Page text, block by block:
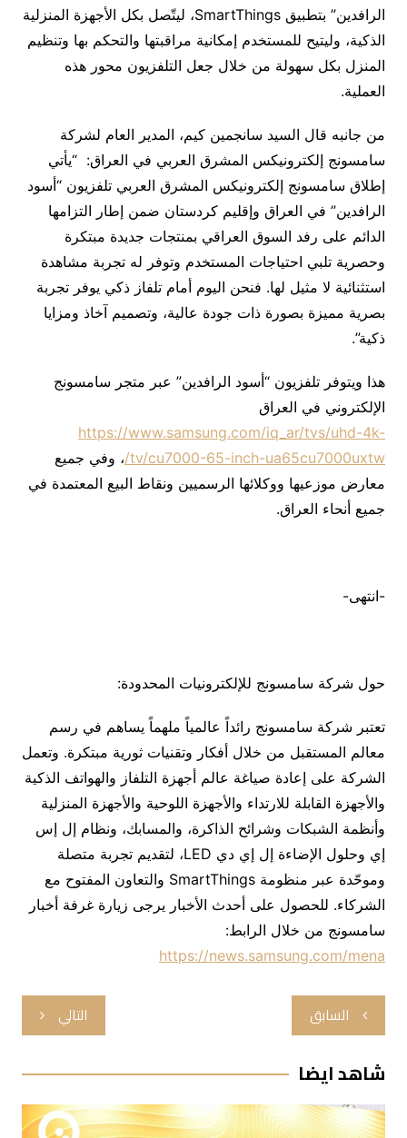
الرافدين” بتطبيق SmartThings، ليتّصل بكل الأجهزة المنزلية
الذكية، وليتيح للمستخدم إمكانية مراقبتها والتحكم بها وتنظيم
المنزل بكل سهولة من خلال جعل التلفزيون محور هذه
العملية.
من جانبه قال السيد سانجمين كيم، المدير العام لشركة
سامسونج إلكترونيكس المشرق العربي في العراق: “يأتي
إطلاق سامسونج إلكترونيكس المشرق العربي تلفزيون “أسود
الرافدين” في العراق وإقليم كردستان ضمن إطار التزامها
الدائم على رفد السوق العراقي بمنتجات جديدة مبتكرة
وحصرية تلبي احتياجات المستخدم وتوفر له تجربة مشاهدة
استثنائية لا مثيل لها. فنحن اليوم أمام تلفاز ذكي يوفر تجربة
بصرية مميزة بصورة ذات جودة عالية، وتصميم آخاذ ومزايا
ذكية”.
هذا ويتوفر تلفزيون “أسود الرافدين” عبر متجر سامسونج
الإلكتروني في العراق
https://www.samsung.com/iq_ar/tvs/uhd-4k-
tv/cu7000-65-inch-ua65cu7000uxtw/ ، وفي جميع
معارض موزعيها ووكلائها الرسميين ونقاط البيع المعتمدة في
جميع أنحاء العراق.
-انتهى-
حول شركة سامسونج للإلكترونيات المحدودة:
تعتبر شركة سامسونج رائداً عالمياً ملهماً يساهم في رسم
معالم المستقبل من خلال أفكار وتقنيات ثورية مبتكرة. وتعمل
الشركة على إعادة صياغة عالم أجهزة التلفاز والهواتف الذكية
والأجهزة القابلة للارتداء والأجهزة اللوحية والأجهزة المنزلية
وأنظمة الشبكات وشرائح الذاكرة، والمسابك، ونظام إل إس
إي وحلول الإضاءة إل إي دي LED، لتقديم تجربة متصلة
وموحّدة عبر منظومة SmartThings والتعاون المفتوح مع
الشركاء. للحصول على أحدث الأخبار يرجى زيارة غرفة أخبار
سامسونج من خلال الرابط:
https://news.samsung.com/mena
تصفّح
المقالات
السابق التالي
شاهد ايضا